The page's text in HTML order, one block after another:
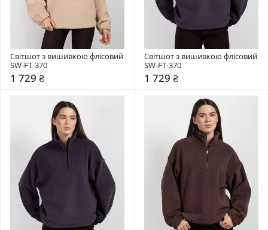
Світшот з вишивкою флісовий
SW-FT-370
1 729 ₴
Світшот з вишивкою флісовий
SW-FT-370
1 729 ₴